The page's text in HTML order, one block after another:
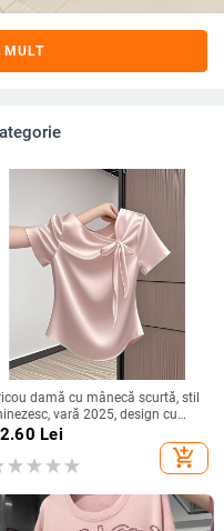
damă cu mânecă scurtă, stil
vară 2025, design cu
și bretele, croială Slim, top
Lei
add_shopping_cart